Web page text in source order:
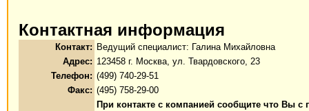
Контактная информация
Контакт: Ведущий специалист: Галина Михайловна
Адрес: 123458 г. Москва, ул. Твардовского, 23
Телефон: (499) 740-29-51
Факс: (495) 758-29-00
При контакте с компанией сообщите что Вы с